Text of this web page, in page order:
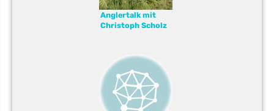
Anglertalk mit
Christoph Scholz